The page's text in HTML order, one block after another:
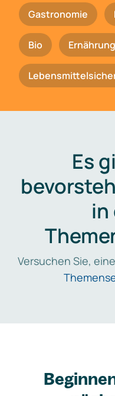
Gastronomie
Bio Ernährung
Es
in
Versuchen Sie,